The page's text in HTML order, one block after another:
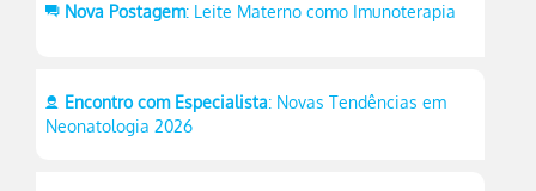
Nova Postagem: Leite Materno como Imunoterapia
Encontro com Especialista: Novas Tendências em
Neonatologia 2026